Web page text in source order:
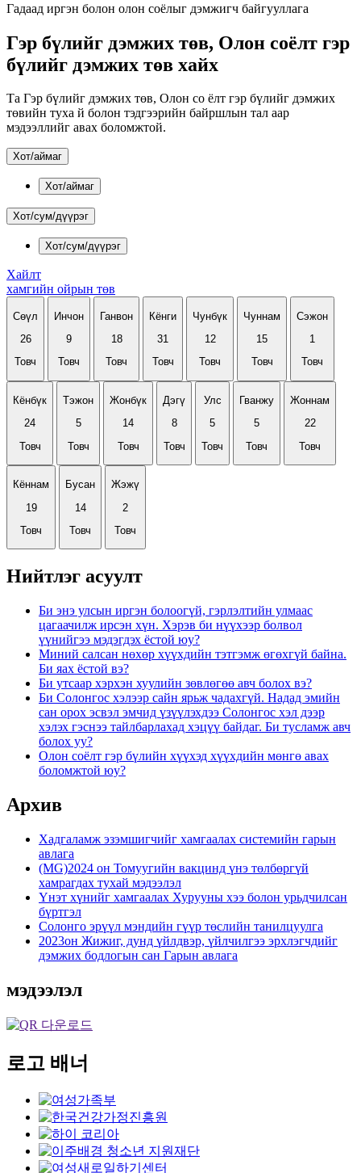
Гадаад иргэн болон олон соёлыг дэмжигч байгууллага
Гэр бүлийг дэмжих төв, Олон соёлт гэр
бүлийг дэмжих төв хайх
Та Гэр бүлийг дэмжих төв, Олон со ёлт гэр бүлийг дэмжих
төвийн туха й болон тэдгээрийн байршлын тал аар
мэдээллийг авах боломжтой.
Хот/аймаг
Хот/аймаг
Хот/сум/дүүрэг
Хот/сум/дүүрэг
Хайлт
хамгийн ойрын төв
Сөүл
26
Товч
Инчон
9
Товч
Ганвон
18
Товч
Кёнги
31
Товч
Чунбүк
12
Товч
Чуннам
15
Товч
Сэжон
1
Товч
Кёнбүк
24
Товч
Тэжон
5
Товч
Жонбүк
14
Товч
Дэгү
8
Товч
Улс
5
Товч
Гванжу
5
Товч
Жоннам
22
Товч
Кённам
19
Товч
Бусан
14
Товч
Жэжү
2
Товч
Нийтлэг асуулт
Би энэ улсын иргэн болоогүй, гэрлэлтийн улмаас
цагаачилж ирсэн хүн. Хэрэв би нүүхээр болвол
үүнийгээ мэдэгдэх ёстой юу?
Миний салсан нөхөр хүүхдийн тэтгэмж өгөхгүй байна.
Би яах ёстой вэ?
Би утсаар хэрхэн хуулийн зөвлөгөө авч болох вэ?
Би Солонгос хэлээр сайн ярьж чадахгүй. Надад эмийн
сан орох эсвэл эмчид үзүүлэхдээ Солонгос хэл дээр
хэлэх гэснээ тайлбарлахад хэцүү байдаг. Би тусламж авч
болох уу?
Олон соёлт гэр бүлийн хүүхэд хүүхдийн мөнгө авах
боломжтой юу?
Архив
Хадгаламж эзэмшигчийг хамгаалах системийн гарын
авлага
(MG)2024 он Томуугийн вакцинд үнэ төлбөргүй
хамрагдах тухай мэдээлэл
Үнэт хүнийг хамгаалах Хурууны хээ болон урьдчилсан
бүртгэл
Солонго эрүүл мэндийн гүүр төслийн танилцуулга
2023он Жижиг, дунд үйлдвэр, үйлчилгээ эрхлэгчдийг
дэмжих бодлогын сан Гарын авлага
мэдээлэл
로고 배너